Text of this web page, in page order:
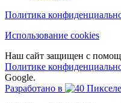
Политика
Использование cookies
Наш сайт защищен с
Политике
Google.
Разработано в